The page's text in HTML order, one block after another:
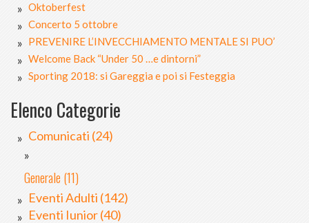
Oktoberfest
Concerto 5 ottobre
PREVENIRE L’INVECCHIAMENTO MENTALE SI PUO’
Welcome Back “Under 50 …e dintorni”
Sporting 2018: si Gareggia e poi si Festeggia
Elenco Categorie
Comunicati (24)
Generale (11)
Eventi Adulti (142)
Eventi Iunior (40)